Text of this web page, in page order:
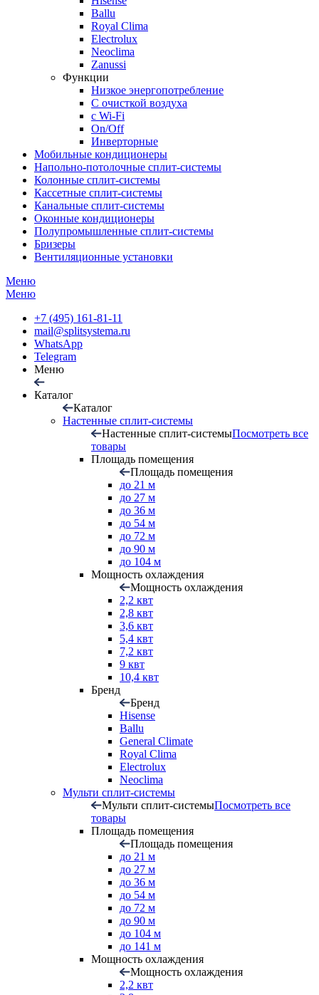
Ballu
Royal Clima
Electrolux
Neoclima
Zanussi
Функции
Низкое энергопотребление
С очисткой воздуха
с Wi-Fi
On/Off
Инверторные
Мобильные кондиционеры
Напольно-потолоч​ные ​сплит-системы
Колонные ​​сплит-системы
Кассетные сплит-системы
Канальные сплит-системы
Оконные кондиционеры
Полупромышленные сплит-системы
Бризеры
Вентиляционные установки
Меню
Меню
+7 (495) 161-81-11
mail@splitsystema.ru
WhatsApp
Telegram
Меню
Каталог
Каталог
Настенные сплит-системы
Настенные сплит-системыПосмотреть все
товары
Площадь помещения
Площадь помещения
до 21 м
до 27 м
до 36 м
до 54 м
до 72 м
до 90 м
до 104 м
Мощность охлаждения
Мощность охлаждения
2,2 квт
2,8 квт
3,6 квт
5,4 квт
7,2 квт
9 квт
10,4 квт
Бренд
Бренд
Hisense
Ballu
General Climate
Royal Clima
Electrolux
Neoclima
Мульти сплит-системы
Мульти сплит-системыПосмотреть все
товары
Площадь помещения
Площадь помещения
до 21 м
до 27 м
до 36 м
до 54 м
до 72 м
до 90 м
до 104 м
до 141 м
Мощность охлаждения
Мощность охлаждения
2,2 квт